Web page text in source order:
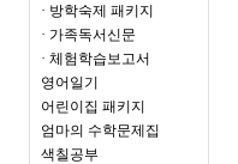
· 방학숙제 패키지
· 가족독서신문
· 체험학습보고서
영어일기
어린이집 패키지
엄마의 수학문제집
색칠공부